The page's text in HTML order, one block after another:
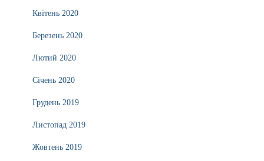
Квітень 2020
Березень 2020
Лютий 2020
Січень 2020
Грудень 2019
Листопад 2019
Жовтень 2019